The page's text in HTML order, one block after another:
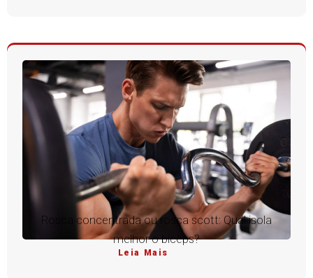
Rosca concentrada ou rosca scott: Qual isola
melhor o bíceps?
Leia Mais